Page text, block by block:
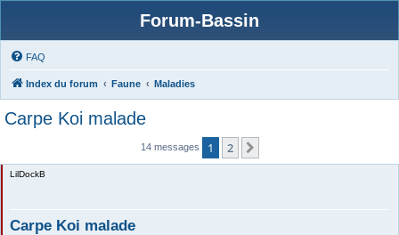
Forum-Bassin
FAQ
Index du forum Faune Maladies
Carpe Koi malade
14 messages 1 2
LilDockB
Carpe Koi malade